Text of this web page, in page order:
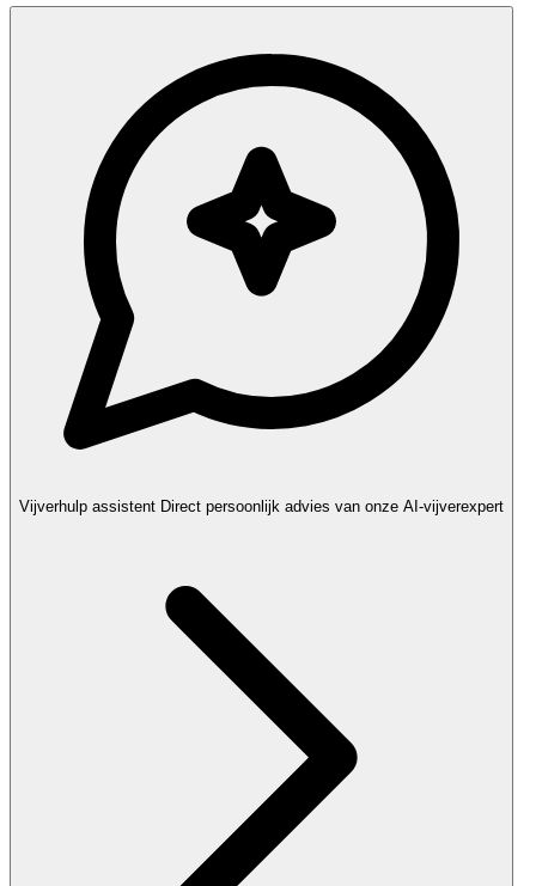
Vijverhulp assistent Direct persoonlijk advies van onze AI-vijverexpert